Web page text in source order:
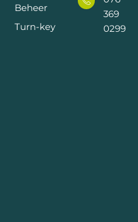
Beheer
Turn-key
369
0299